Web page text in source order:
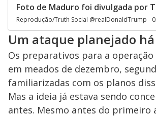
Foto de Maduro foi divulgada por
Reprodução/Truth Social @realDonaldTrump -
Um ataque planejado
Os preparativos para a operação
em meados de dezembro,
familiarizadas com os planos
Mas a ideia já estava sendo
antes. Mesmo antes do